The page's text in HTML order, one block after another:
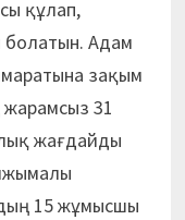
құлап,
болатын. Адам
зақым
31
жағдайды
15 жұмысшы